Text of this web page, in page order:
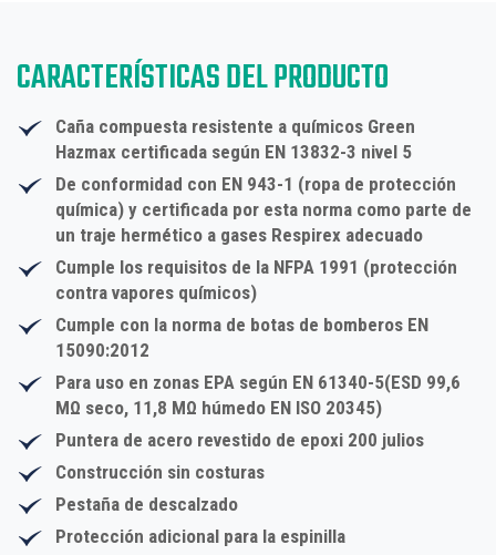
CARACTERÍSTICAS DEL PRODUCTO
Caña compuesta resistente a químicos Green
Hazmax certificada según EN 13832-3 nivel 5
De conformidad con EN 943-1 (ropa de protección
química) y certificada por esta norma como parte de
un traje hermético a gases Respirex adecuado
Cumple los requisitos de la NFPA 1991 (protección
contra vapores químicos)
Cumple con la norma de botas de bomberos EN
15090:2012
Para uso en zonas EPA según EN 61340-5(ESD 99,6
MΩ seco, 11,8 MΩ húmedo EN ISO 20345)
Puntera de acero revestido de epoxi 200 julios
Construcción sin costuras
Pestaña de descalzado
Protección adicional para la espinilla